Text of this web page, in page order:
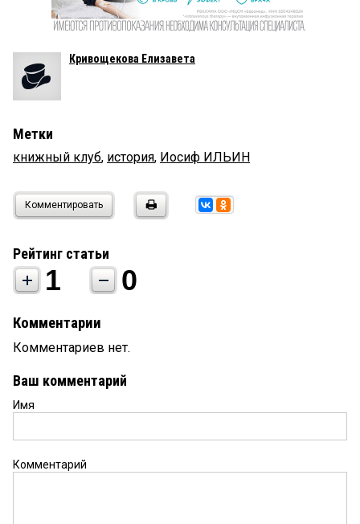
Кривощекова Елизавета
Метки
книжный клуб, история, Иосиф ИЛЬИН
Комментировать
Рейтинг статьи
1 0
Комментарии
Комментариев нет.
Ваш комментарий
Имя
Комментарий